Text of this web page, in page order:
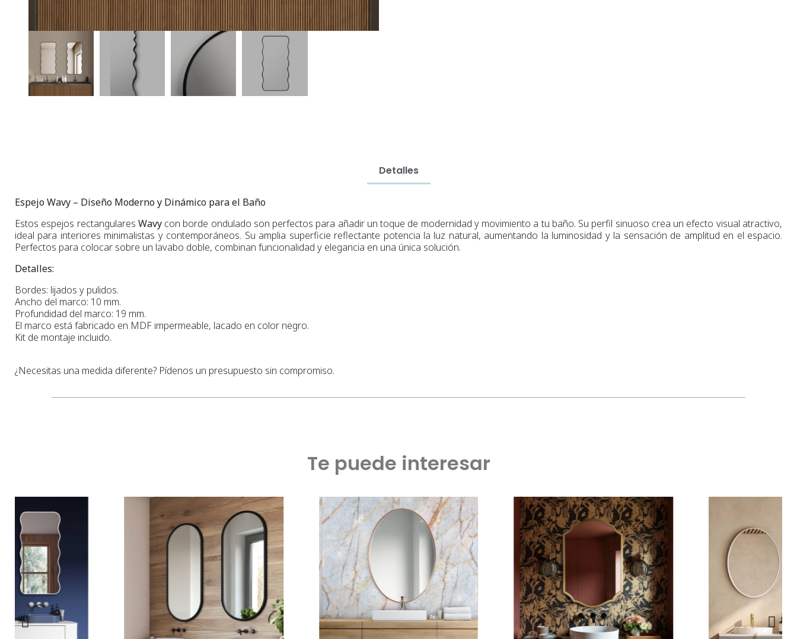
Detalles
Espejo Wavy – Diseño Moderno y Dinámico para el Baño
Estos espejos rectangulares Wavycon borde ondulado son perfectos para añadir un toque de modernidad y movimiento a tu baño. Su perfil sinuoso crea un efecto visual atractivo,
ideal para interiores minimalistas y contemporáneos. Su amplia superficie reflectante potencia la luz natural, aumentando la luminosidad y la sensación de amplitud en el espacio.
Perfectos para colocar sobre un lavabo doble, combinan funcionalidad y elegancia en una única solución.
Detalles:
Bordes: lijados y pulidos.
Ancho del marco: 10 mm.
Profundidad del marco: 19 mm.
El marco está fabricado en MDF impermeable, lacado en color negro.
Kit de montaje incluido.
¿Necesitas una medida diferente? Pídenos un presupuesto sin compromiso.
Te puede interesar